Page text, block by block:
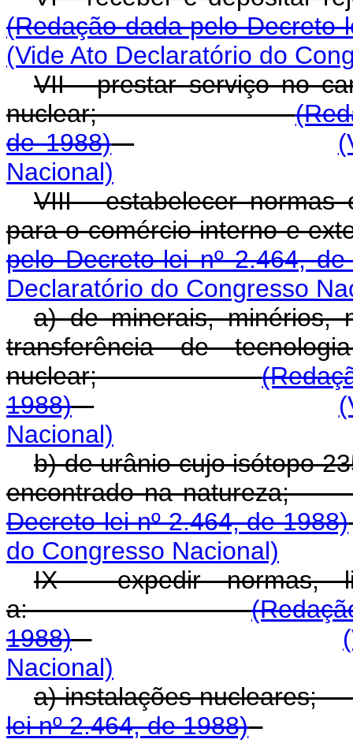
(Redação dada pelo
(Vide Ato Declaratório do
VII - prestar serviço no
nuclear;
de 1988)
Nacional)
VIII - estabelecer normas
para o comércio
pelo Decreto-lei nº 2.464,
Declaratório do Congresso
a) de minerais, minérios,
transferência de
nuclear;
1988)
Nacional)
b) de urânio cujo isótopo
encontrado na
Decreto-lei nº 2.464, de 1988)
do Congresso Nacional)
IX - expedir normas,
a:
1988)
Nacional)
a) instalações
lei nº 2.464, de 1988)